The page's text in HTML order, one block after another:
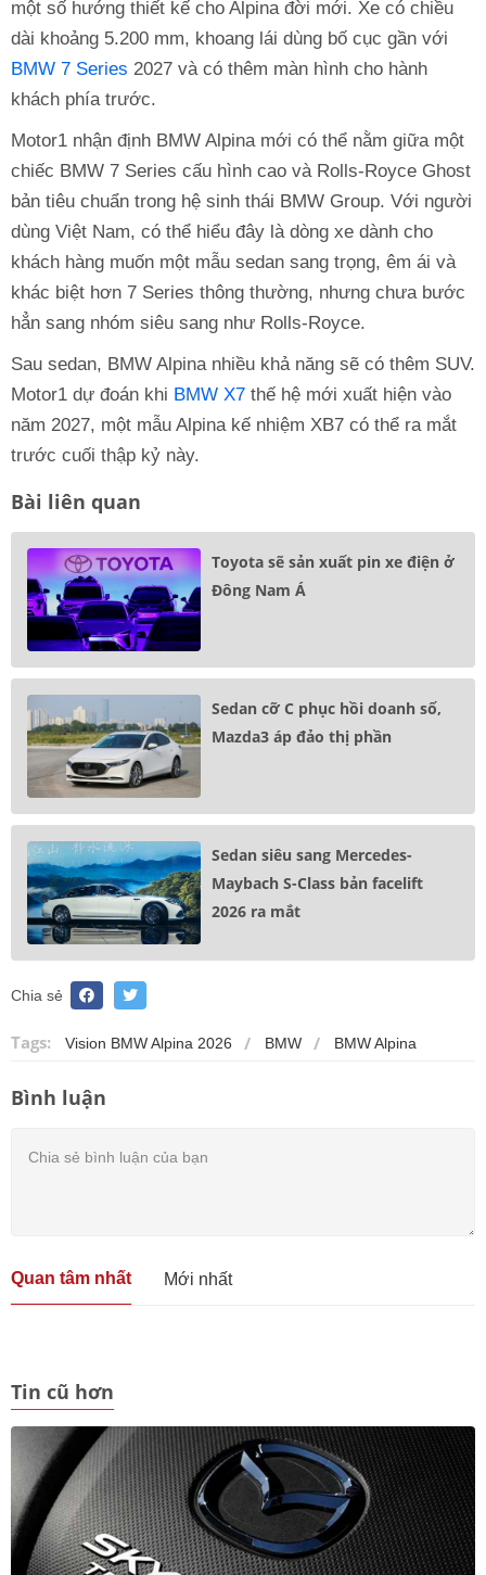
một số hướng thiết kế cho Alpina đời mới. Xe có chiều
dài khoảng 5.200 mm, khoang lái dùng bố cục gần với
BMW 7 Series 2027 và có thêm màn hình cho hành
khách phía trước.
Motor1 nhận định BMW Alpina mới có thể nằm giữa một
chiếc BMW 7 Series cấu hình cao và Rolls-Royce Ghost
bản tiêu chuẩn trong hệ sinh thái BMW Group. Với người
dùng Việt Nam, có thể hiểu đây là dòng xe dành cho
khách hàng muốn một mẫu sedan sang trọng, êm ái và
khác biệt hơn 7 Series thông thường, nhưng chưa bước
hẳn sang nhóm siêu sang như Rolls-Royce.
Sau sedan, BMW Alpina nhiều khả năng sẽ có thêm SUV.
Motor1 dự đoán khi BMW X7 thế hệ mới xuất hiện vào
năm 2027, một mẫu Alpina kế nhiệm XB7 có thể ra mắt
trước cuối thập kỷ này.
Bài liên quan
Toyota sẽ sản xuất pin xe điện ở
Đông Nam Á
Sedan cỡ C phục hồi doanh số,
Mazda3 áp đảo thị phần
Sedan siêu sang Mercedes-
Maybach S-Class bản facelift
2026 ra mắt
Chia sẻ
Tags: Vision BMW Alpina 2026 BMW BMW Alpina
Bình luận
Quan tâm nhất Mới nhất
Tin cũ hơn